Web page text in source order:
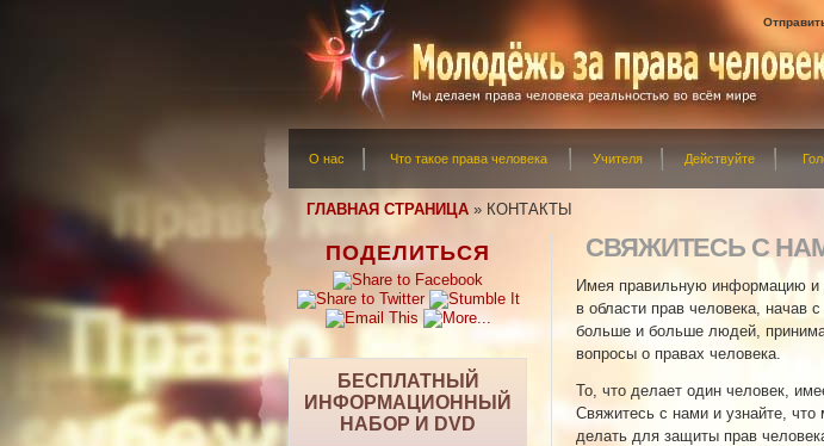
О нас Что такое права человека Учителя Действуйте
ГЛАВНАЯ СТРАНИЦА » КОНТАКТЫ
ПОДЕЛИТЬСЯ
БЕСПЛАТНЫЙ
ИНФОРМАЦИОННЫЙ
НАБОР И DVD
СВЯЖИТЕСЬ С
Имея правильную информацию и
в области прав человека, начав
больше и больше людей,
вопросы о правах человека.
То, что делает один человек,
Свяжитесь с нами и узнайте,
делать для защиты прав